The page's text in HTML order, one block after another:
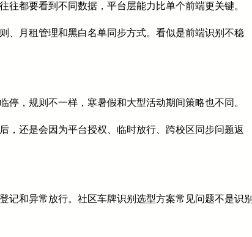
都要看到不同数据，平台层能力比单个前端更关键。
、月租管理和黑白名单同步方式。看似是前端识别不稳
，规则不一样，寒暑假和大型活动期间策略也不同。
，还是会因为平台授权、临时放行、跨校区同步问题返
记和异常放行。社区车牌识别选型方案常见问题不是识别